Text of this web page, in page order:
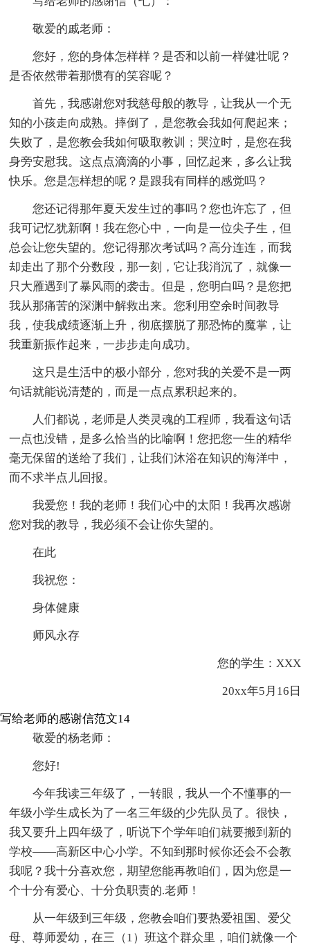
敬爱的戚老师：
您好，您的身体怎样样？是否和以前一样健壮呢？
是否依然带着那惯有的笑容呢？
首先，我感谢您对我慈母般的教导，让我从一个无
知的小孩走向成熟。摔倒了，是您教会我如何爬起来；
失败了，是您教会我如何吸取教训；哭泣时，是您在我
身旁安慰我。这点点滴滴的小事，回忆起来，多么让我
快乐。您是怎样想的呢？是跟我有同样的感觉吗？
您还记得那年夏天发生过的事吗？您也许忘了，但
我可记忆犹新啊！我在您心中，一向是一位尖子生，但
总会让您失望的。您记得那次考试吗？高分连连，而我
却走出了那个分数段，那一刻，它让我消沉了，就像一
只大雁遇到了暴风雨的袭击。但是，您明白吗？是您把
我从那痛苦的深渊中解救出来。您利用空余时间教导
我，使我成绩逐渐上升，彻底摆脱了那恐怖的魔掌，让
我重新振作起来，一步步走向成功。
这只是生活中的极小部分，您对我的关爱不是一两
句话就能说清楚的，而是一点点累积起来的。
人们都说，老师是人类灵魂的工程师，我看这句话
一点也没错，是多么恰当的比喻啊！您把您一生的精华
毫无保留的送给了我们，让我们沐浴在知识的海洋中，
而不求半点儿回报。
我爱您！我的老师！我们心中的太阳！我再次感谢
您对我的教导，我必须不会让你失望的。
在此
我祝您：
身体健康
师风永存
您的学生：XXX
20xx年5月16日
写给老师的感谢信范文14
敬爱的杨老师：
您好!
今年我读三年级了，一转眼，我从一个不懂事的一
年级小学生成长为了一名三年级的少先队员了。很快，
我又要升上四年级了，听说下个学年咱们就要搬到新的
学校——高新区中心小学。不知到那时候你还会不会教
我呢？我十分喜欢您，期望您能再教咱们，因为您是一
个十分有爱心、十分负职责的.老师！
从一年级到三年级，您教会咱们要热爱祖国、爱父
母、尊师爱幼，在三（1）班这个群众里，咱们就像一个